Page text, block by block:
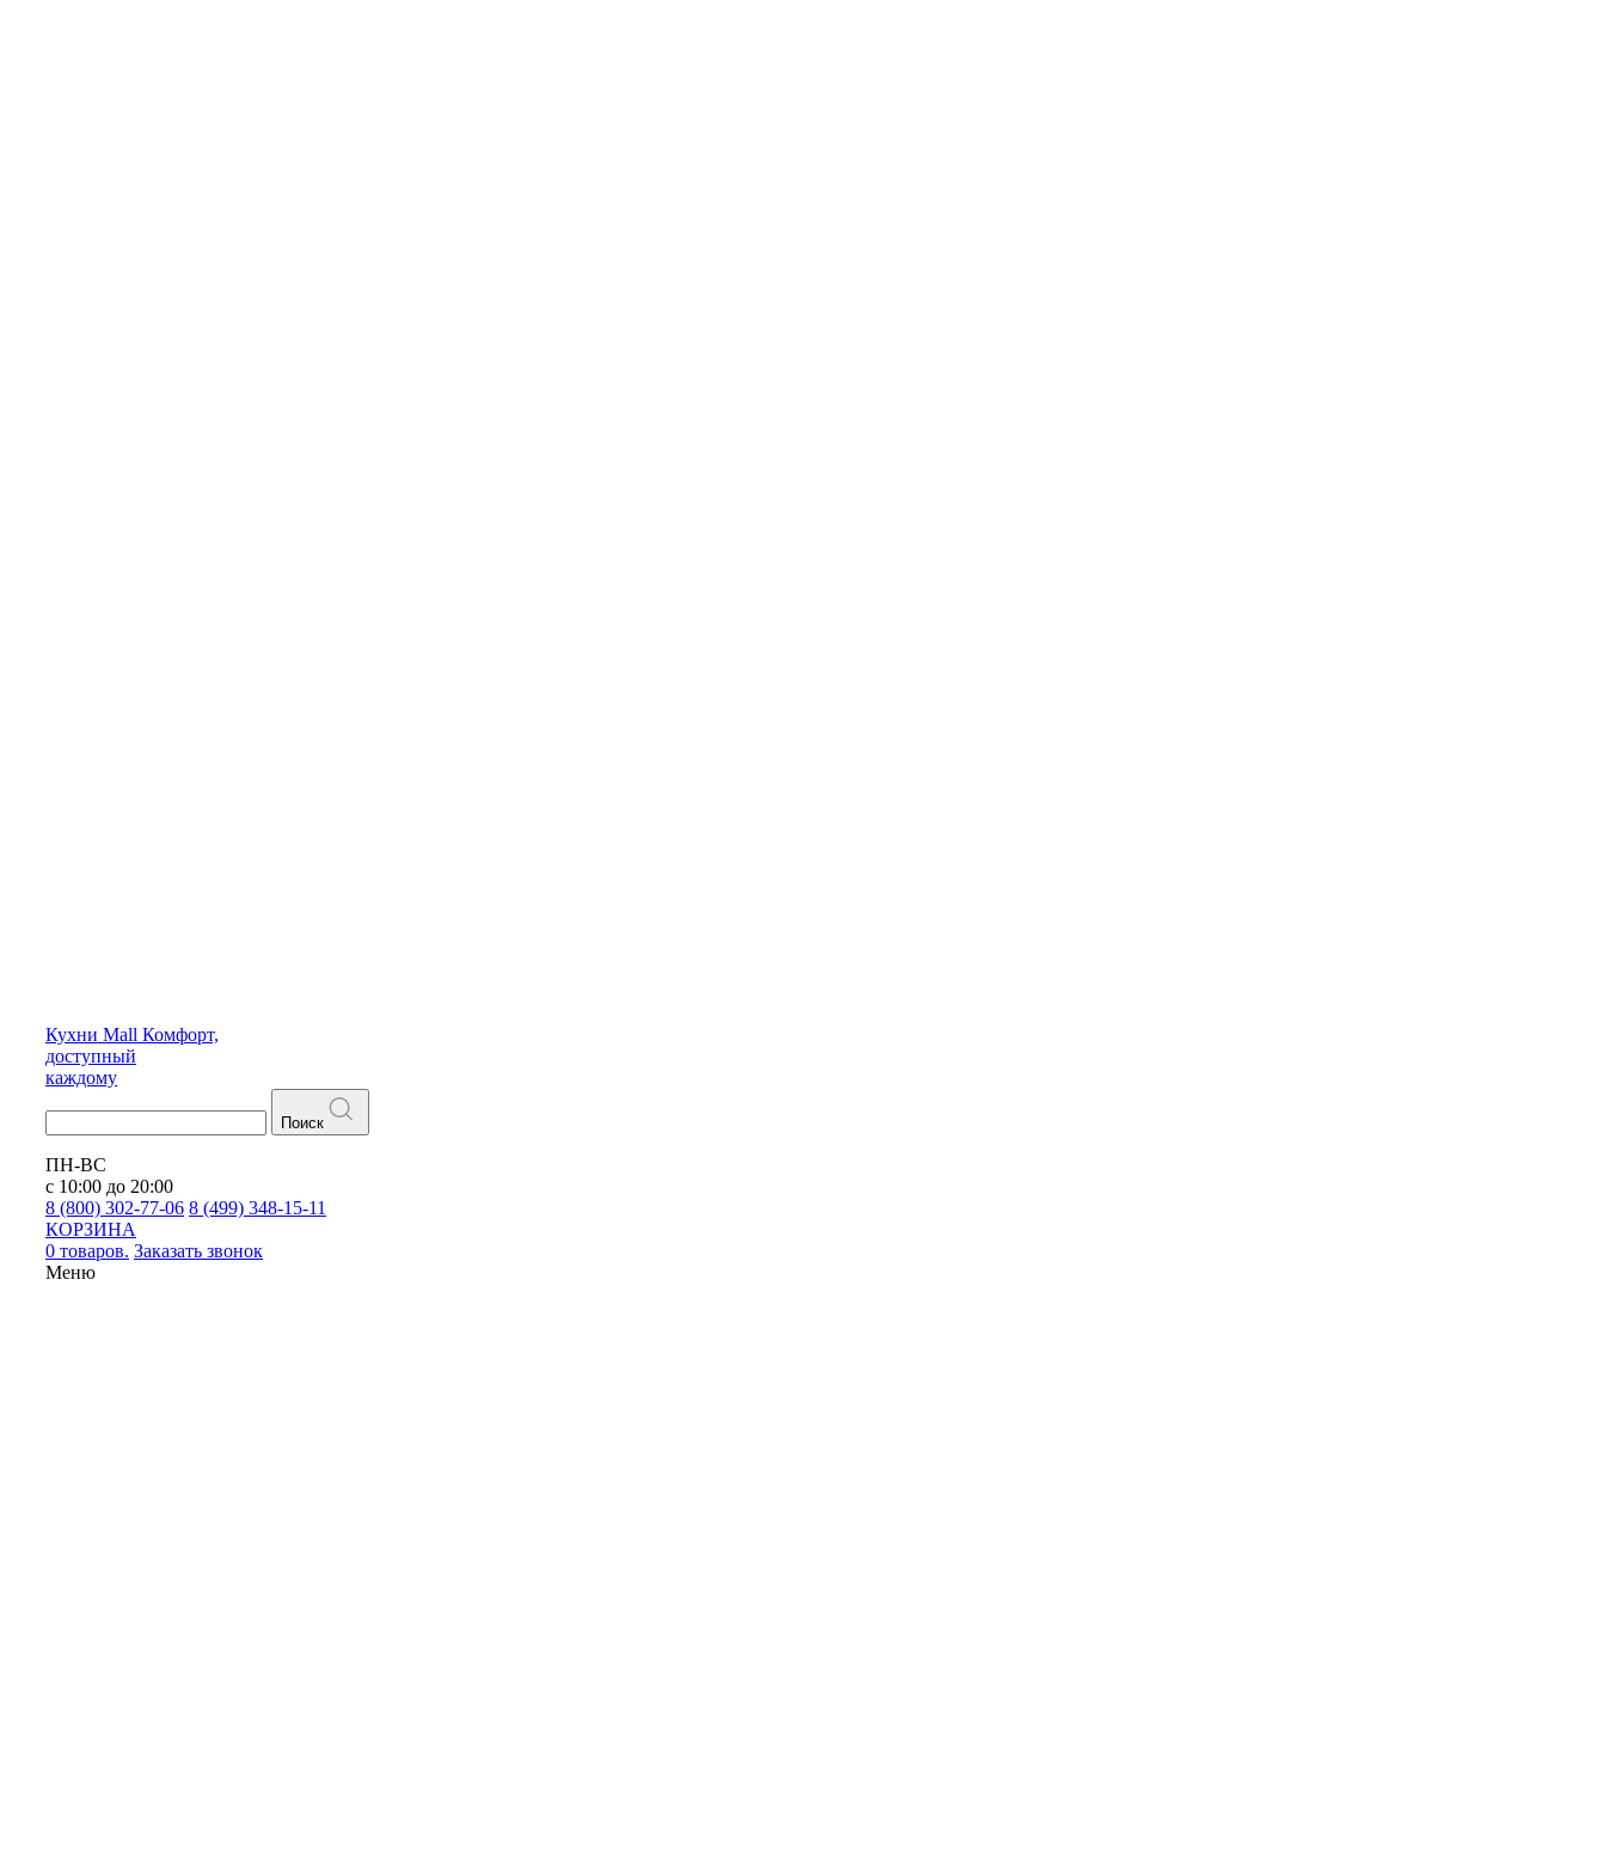
Кухни Mall Комфорт,
доступный
каждому
Поиск
ПН-ВС
с 10:00 до 20:00
8 (800) 302-77-06 8 (499) 348-15-11
КОРЗИНА
0 товаров. Заказать звонок
Меню